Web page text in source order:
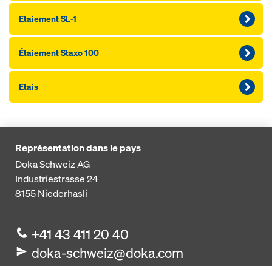
Etaiement SL-1
Étaiement Staxo 100
Etais
Représentation dans le pays
Doka Schweiz AG
Industriestrasse 24
8155Niederhasli
+41 43 411 20 40
doka-schweiz@doka.com